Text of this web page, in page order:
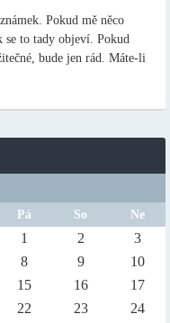
Pokud mě něco
se to tady objeví. Pokud
bude jen rád. Máte-li
Pá So Ne
1 2
3
8 9
10
15 16
17
22 23
24